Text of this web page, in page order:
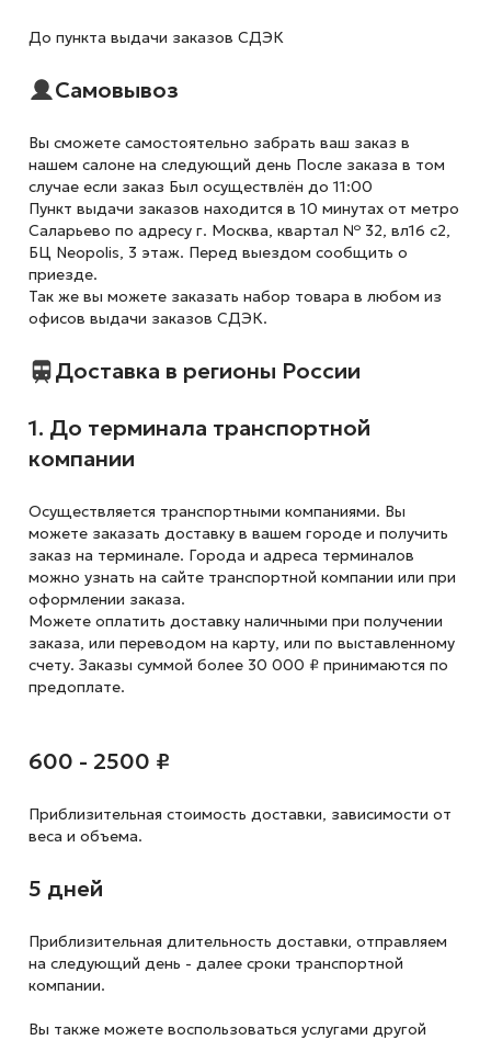
До пункта выдачи заказов СДЭК
Самовывоз
Вы сможете самостоятельно забрать ваш заказ в
нашем салоне на следующий день После заказа в том
случае если заказ Был осуществлён до 11:00
Пункт выдачи заказов находится в 10 минутах от метро
Саларьево по адресу г. Москва, квартал № 32, вл16 с2,
БЦ Neopolis, 3 этаж. Перед выездом сообщить о
приезде.
Так же вы можете заказать набор товара в любом из
офисов выдачи заказов СДЭК.
Доставка в регионы России
1. До терминала транспортной
компании
Осуществляется транспортными компаниями. Вы
можете заказать доставку в вашем городе и получить
заказ на терминале. Города и адреса терминалов
можно узнать на сайте транспортной компании или при
оформлении заказа.
Можете оплатить доставку наличными при получении
заказа, или переводом на карту, или по выставленному
счету. Заказы суммой более 30 000 ₽ принимаются по
предоплате.
600 - 2500 ₽
Приблизительная стоимость доставки, зависимости от
веса и объема.
5 дней
Приблизительная длительность доставки, отправляем
на следующий день - далее сроки транспортной
компании.
Вы также можете воспользоваться услугами другой